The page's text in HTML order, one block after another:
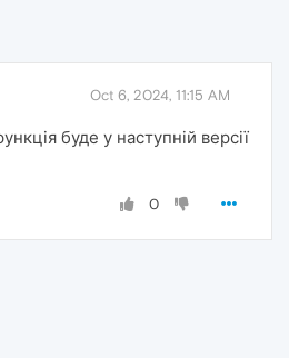
Oct 6, 2024, 11:15 AM
буде у наступній версії
0